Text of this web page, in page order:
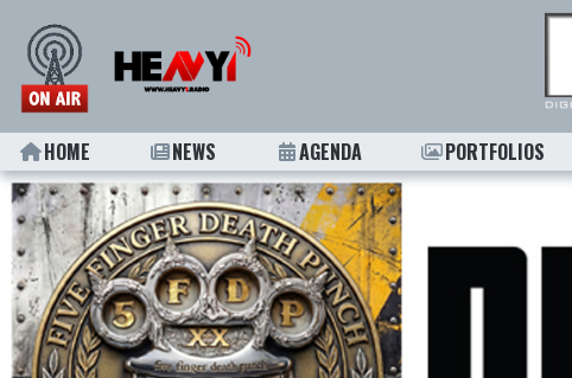
HOME NEWS AGENDA PORTFOLIOS